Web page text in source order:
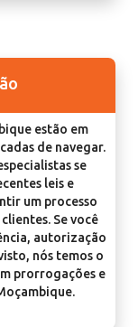
estão em
de navegar.
se
leis e
um processo
Se você
autorização
nós temos o
prorrogações e